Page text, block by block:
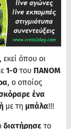
, εκεί όπου οι
1-0 του ΠΑΝΟΜ
, ο οποίος
ένα
με τη μπάλα!!!
διατήρησε το